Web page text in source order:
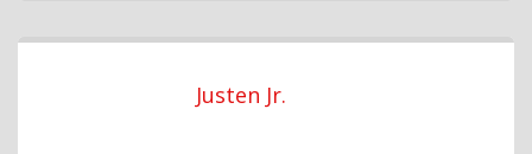
Justen Jr.